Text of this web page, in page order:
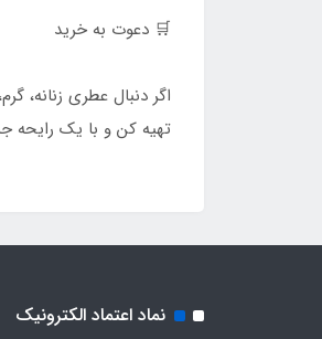
🛒 دعوت به خرید
تهیه کن و با یک رایحه
نماد اعتماد الکترونیک